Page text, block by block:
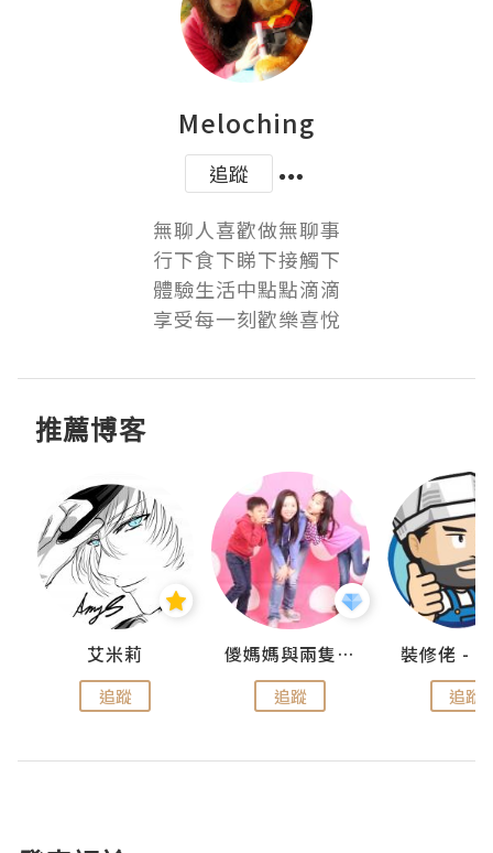
Meloching
追蹤
無聊人喜歡做無聊事
行下食下睇下接觸下
體驗生活中點點滴滴
享受每一刻歡樂喜悅
推薦博客
艾米莉
追蹤
儍媽媽與兩隻小魔怪之家
追蹤 追蹤